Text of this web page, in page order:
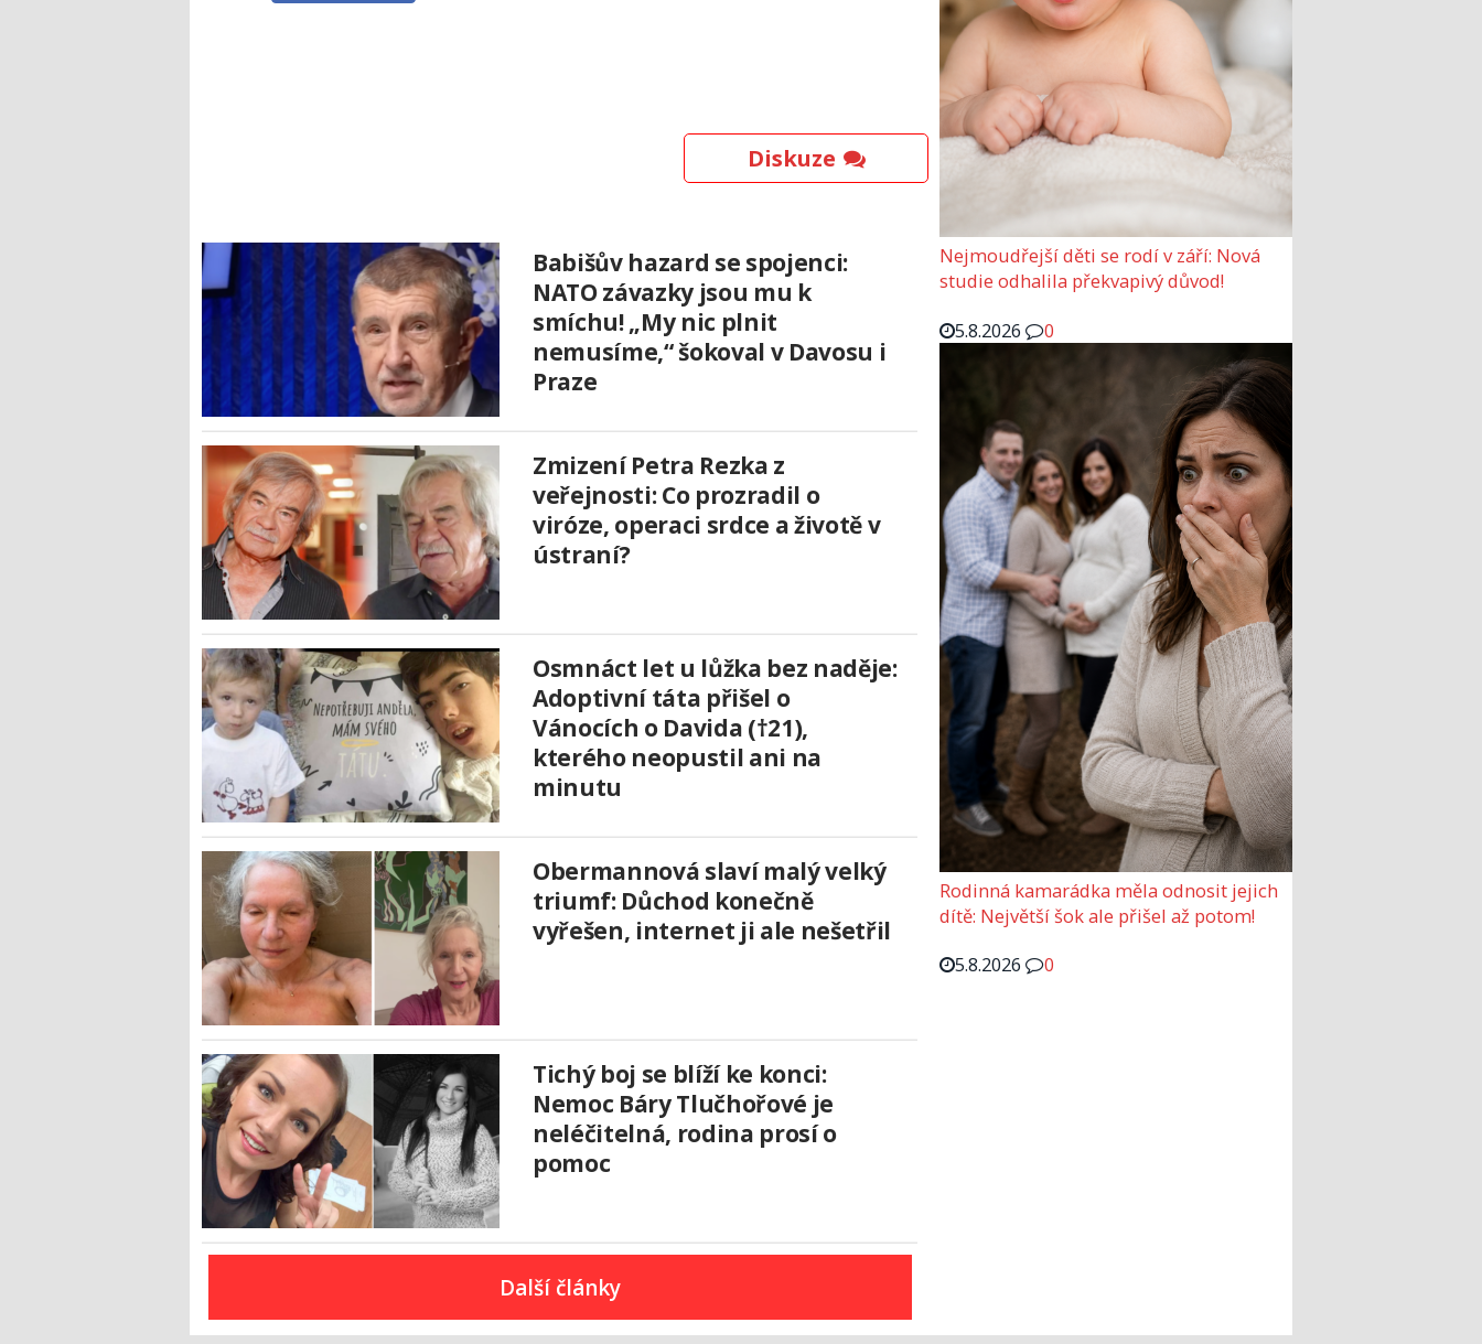
Diskuze
Babišův hazard se spojenci:
NATO závazky jsou mu k
smíchu! „My nic plnit
nemusíme,“ šokoval v Davosu i
Praze
Zmizení Petra Rezka z
veřejnosti: Co prozradil o
viróze, operaci srdce a životě v
ústraní?
Osmnáct let u lůžka bez naděje:
Adoptivní táta přišel o
Vánocích o Davida (†21),
kterého neopustil ani na
minutu
Obermannová slaví malý velký
triumf: Důchod konečně
vyřešen, internet ji ale nešetřil
Tichý boj se blíží ke konci:
Nemoc Báry Tlučhořové je
neléčitelná, rodina prosí o
pomoc
Další články
Nejmoudřejší děti se rodí v září: Nová
studie odhalila překvapivý důvod!
5.8.2026
0
Rodinná kamarádka měla odnosit jejich
dítě: Největší šok ale přišel až potom!
5.8.2026
0